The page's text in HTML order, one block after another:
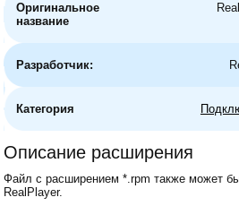
Оригинальное
название
Разработчик:
Категория
Описание расширения
Файл с расширением *.rpm также может
RealPlayer.